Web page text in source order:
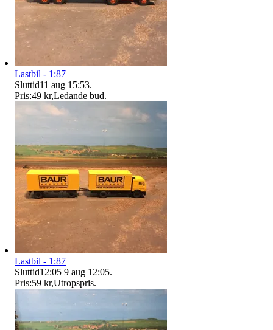
Lastbil - 1:87
Sluttid11 aug 15:53.
Pris:49 kr,Ledande bud.
Lastbil - 1:87
Sluttid12:05 9 aug 12:05.
Pris:59 kr,Utropspris.